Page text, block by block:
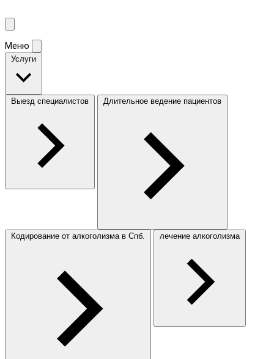
Меню
Услуги
Выезд специалистов Длительное ведение пациентов
Кодирование от алкоголизма в Спб. лечение алкоголизма